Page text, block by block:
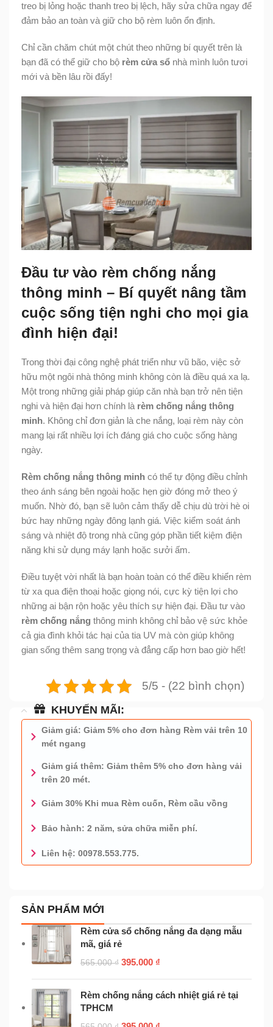
treo bị lỏng hoặc thanh treo bị lệch, hãy sửa chữa ngay để
đảm bảo an toàn và giữ cho bộ rèm luôn ổn định.
Chỉ cần chăm chút một chút theo những bí quyết trên là
bạn đã có thể giữ cho bộ rèm cửa sổ nhà mình luôn tươi
mới và bền lâu rồi đấy!
Đầu tư vào rèm chống nắng
thông minh – Bí quyết nâng tầm
cuộc sống tiện nghi cho mọi gia
đình hiện đại!
Trong thời đại công nghệ phát triển như vũ bão, việc sở
hữu một ngôi nhà thông minh không còn là điều quá xa lạ.
Một trong những giải pháp giúp căn nhà bạn trở nên tiện
nghi và hiện đại hơn chính là rèm chống nắng thông
minh. Không chỉ đơn giản là che nắng, loại rèm này còn
mang lại rất nhiều lợi ích đáng giá cho cuộc sống hàng
ngày.
Rèm chống nắng thông minh có thể tự động điều chỉnh
theo ánh sáng bên ngoài hoặc hẹn giờ đóng mở theo ý
muốn. Nhờ đó, bạn sẽ luôn cảm thấy dễ chịu dù trời hè oi
bức hay những ngày đông lạnh giá. Việc kiểm soát ánh
sáng và nhiệt độ trong nhà cũng góp phần tiết kiệm điện
năng khi sử dụng máy lạnh hoặc sưởi ấm.
Điều tuyệt vời nhất là bạn hoàn toàn có thể điều khiển rèm
từ xa qua điện thoại hoặc giọng nói, cực kỳ tiện lợi cho
những ai bận rộn hoặc yêu thích sự hiện đại. Đầu tư vào
rèm chống nắng thông minh không chỉ bảo vệ sức khỏe
cả gia đình khỏi tác hại của tia UV mà còn giúp không
gian sống thêm sang trọng và đẳng cấp hơn bao giờ hết!
5/5 - (22 bình chọn)
KHUYẾN MÃI:
Giảm giá: Giảm 5% cho đơn hàng Rèm vải trên 10
mét ngang
Giảm giá thêm: Giảm thêm 5% cho đơn hàng vải
trên 20 mét.
Giảm 30% Khi mua Rèm cuốn, Rèm cầu vồng
Bảo hành: 2 năm, sửa chữa miễn phí.
Liên hệ: 00978.553.775.
0978.553.775 - TƯ VẤN MIỄN PHÍ
SẢN PHẨM MỚI
Rèm cửa sổ chống nắng đa dạng mẫu
mã, giá rẻ
565.000₫ 395.000 ₫
Rèm chống nắng cách nhiệt giá rẻ tại
TPHCM